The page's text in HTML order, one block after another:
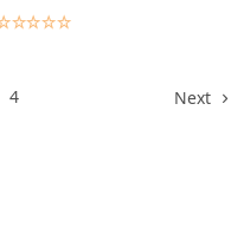
Lựa chọn các tùy chọn
4 Next